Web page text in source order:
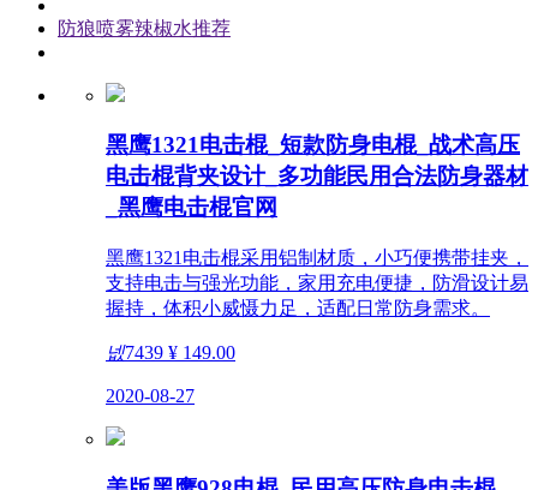
防狼喷雾辣椒水推荐
黑鹰1321电击棍_短款防身电棍_战术高压
电击棍背夹设计_多功能民用合法防身器材
_黑鹰电击棍官网
黑鹰1321电击棍采用铝制材质，小巧便携带挂夹，
支持电击与强光功能，家用充电便捷，防滑设计易
握持，体积小威慑力足，适配日常防身需求。
넶7439 ¥ 149.00
2020-08-27